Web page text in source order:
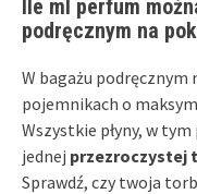
Ile ml perfum
podręcznym na
W bagażu podręcznym
pojemnikach o
Wszystkie płyny, w
jednej przezroczystej
Sprawdź, czy twoja